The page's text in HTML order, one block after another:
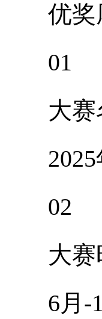
优奖厚
01
大赛
2025年
02
大赛
6月-